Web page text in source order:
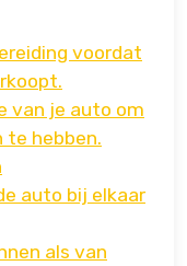
voordat
van je auto om
hebben.
auto bij elkaar
als van